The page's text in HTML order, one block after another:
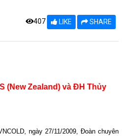
407 LIKE SHARE
(New Zealand) và ĐH Thủy
ngày 27/11/2009, Đoàn chuyên